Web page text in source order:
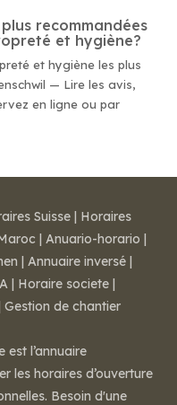
recommandées
et hygiène?
et hygiène les plus
— Lire les avis,
en ligne ou par
Suisse | Horaires
| Anuario-horario |
| Annuaire inversé |
| Horaire societe |
Gestion de chantier
l’annuaire
les horaires d’ouverture
Besoin d'une